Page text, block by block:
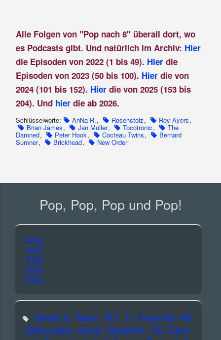
Alle Folgen von "Pop nach 8" überall dort, wo
es Podcasts gibt. Und natürlich im Archiv: Hier
die Episoden von 2022 (1 bis 49). Hierdie
Episoden von 2023 (50 bis 100). Hier die von
2024 (101 bis 152). Hier die von 2025 (153 bis
204). Und hier die ab 2026.
Schlüsselworte: AnNa R., Rosenstolz, Roy Ayers,
Brian James, Jan Müller, Tocotronic, The
Damned, Peter Hook, Cocteau Twins, Bernard
Sumner, Brickhead, New Order
Pop, Pop, Pop und Pop!
2026
2025
2024
2023
2022
Sweat & Tears !K7 11 Freunde 40
Sekunden ohne Gewicht 50 Cent